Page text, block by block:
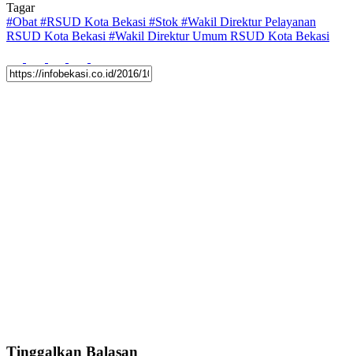
Tagar
#Obat#RSUD Kota Bekasi #Stok #Wakil Direktur Pelayanan
RSUD Kota Bekasi #Wakil Direktur Umum RSUD Kota Bekasi
Tinggalkan Balasan